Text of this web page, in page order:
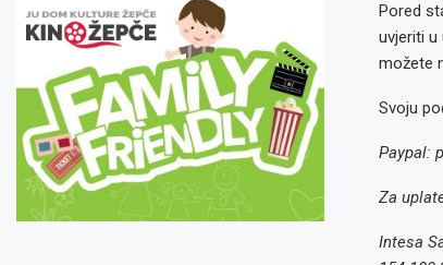
Pored
uvjeriti u
možete
Svoju
Paypal:
Za
Intesa